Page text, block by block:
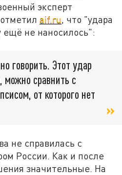
эксперт
aif.ru, что "удара
ещё не наносилось":
говорить. Этот удар
сравнить с
от которого нет
не справилась с
России. Как и после
значительные. На